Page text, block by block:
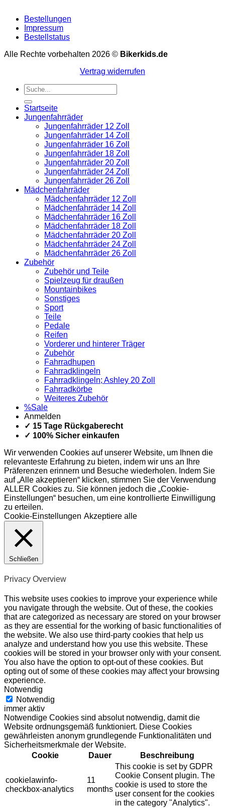
Bestellungen
Impressum
Bestellstatus
Alle Rechte vorbehalten 2026 © Bikerkids.de
Vertrag widerrufen
Suchen
nach:
Startseite
Jungenfahrräder
Jungenfahrräder 12 Zoll
Jungenfahrräder 14 Zoll
Jungenfahrräder 16 Zoll
Jungenfahrräder 18 Zoll
Jungenfahrräder 20 Zoll
Jungenfahrräder 24 Zoll
Jungenfahrräder 26 Zoll
Mädchenfahrräder
Mädchenfahrräder 12 Zoll
Mädchenfahrräder 14 Zoll
Mädchenfahrräder 16 Zoll
Mädchenfahrräder 18 Zoll
Mädchenfahrräder 20 Zoll
Mädchenfahrräder 24 Zoll
Mädchenfahrräder 26 Zoll
Zubehör
Zubehör und Teile
Spielzeug für draußen
Mountainbikes
Sonstiges
Sport
Teile
Pedale
Reifen
Vorderer und hinterer Träger
Zubehör
Fahrradhupen
Fahrradklingeln
Fahrradklingeln; Ashley 20 Zoll
Fahrradkörbe
Weiteres Zubehör
%Sale
Anmelden
✓ 15 Tage Rückgaberecht
✓ 100% Sicher einkaufen
Wir verwenden Cookies auf unserer Website, um Ihnen die
relevanteste Erfahrung zu bieten, indem wir uns an Ihre
Präferenzen erinnern und Besuche wiederholen. Indem Sie
auf „Alle akzeptieren“ klicken, stimmen Sie der Verwendung
ALLER Cookies zu. Sie können jedoch die „Cookie-
Einstellungen“ besuchen, um eine kontrollierte Einwilligung
zu erteilen.
Cookie-Einstellungen Akzeptiere alle
Schließen
Privacy Overview
This website uses cookies to improve your experience while
you navigate through the website. Out of these, the cookies
that are categorized as necessary are stored on your browser
as they are essential for the working of basic functionalities of
the website. We also use third-party cookies that help us
analyze and understand how you use this website. These
cookies will be stored in your browser only with your consent.
You also have the option to opt-out of these cookies. But
opting out of some of these cookies may affect your browsing
experience.
Notwendig
Notwendig
immer aktiv
Notwendige Cookies sind absolut notwendig, damit die
Website ordnungsgemäß funktioniert. Diese Cookies
gewährleisten anonym grundlegende Funktionalitäten und
Sicherheitsmerkmale der Website.
Cookie
Dauer Beschreibung
cookielawinfo-
checkbox-analytics
11
months
This cookie is set by GDPR
Cookie Consent plugin. The
cookie is used to store the
user consent for the cookies
in the category "Analytics".